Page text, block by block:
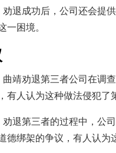
退成功后，公司还会提
一困境。
靖劝退第三者公司在调
有人认为这种做法侵犯了
退第三者的过程中，公
德绑架的争议，有人认为